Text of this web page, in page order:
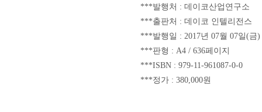
***발행처 : 데이코산업
***출판처 : 데이코 인텔리전스
***발행일 : 2017년 07월 07일(금)
***판형 : A4 / 636페이지
***ISBN : 979-11-961087-0-0
***정가 : 380,000원